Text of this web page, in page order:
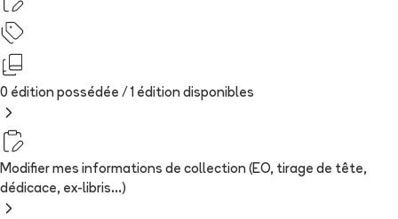
0 édition possédée / 1 édition disponibles
Modifier mes informations de collection (EO, tirage de tête,
dédicace, ex-libris...)